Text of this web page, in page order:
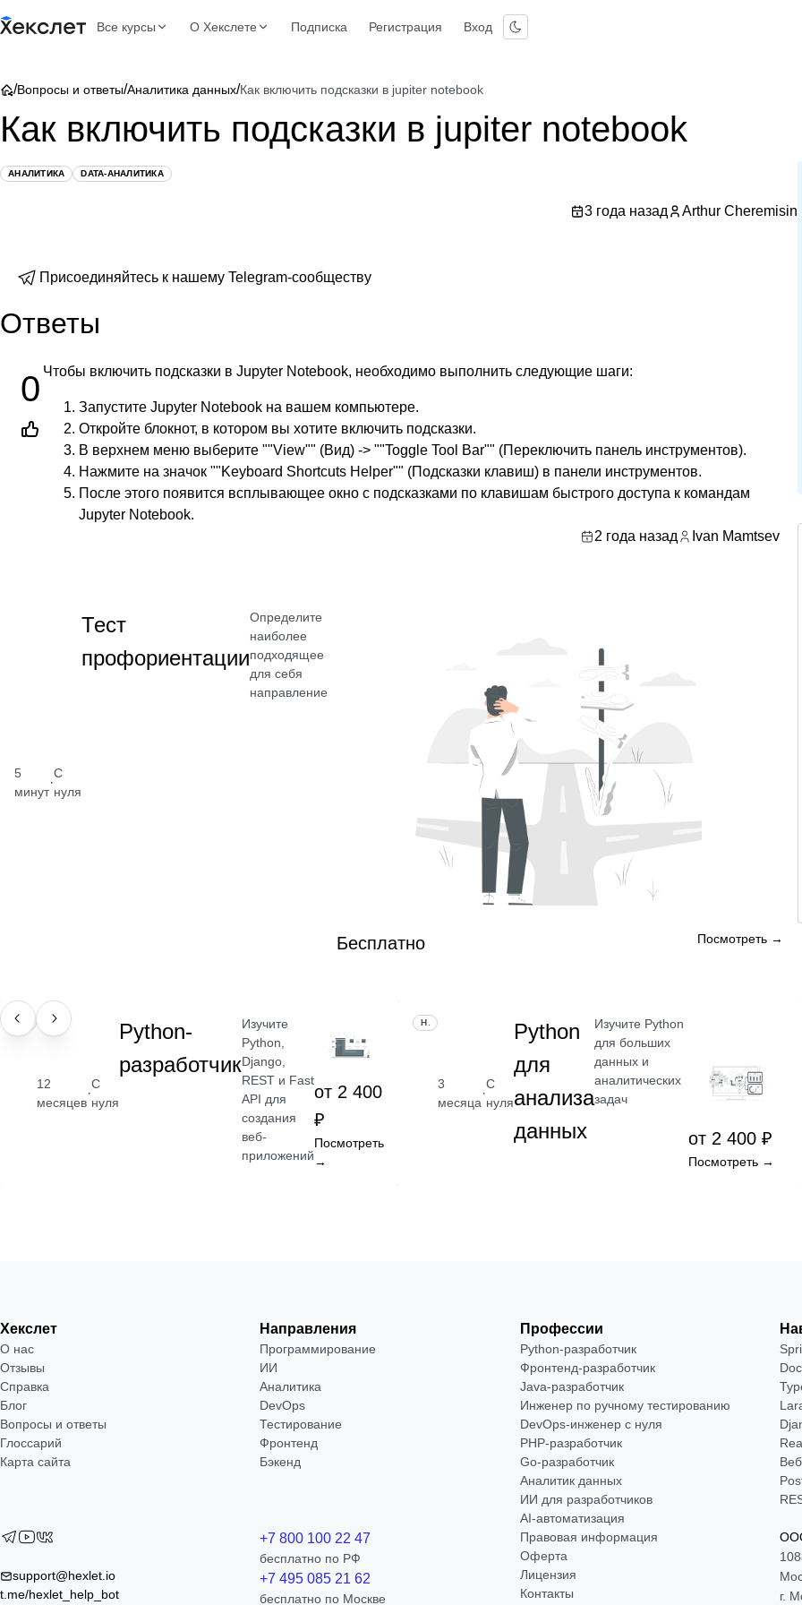
Все курсы О Хекслете Подписка Регистрация Вход
/Вопросы и ответы/Аналитика данных/Как включить подсказки в jupiter notebook
Как включить подсказки в jupiter notebook
АНАЛИТИКА DATA-АНАЛИТИКА
3 года назад Arthur Cheremisin
Присоединяйтесь к нашему Telegram-сообществу
Ответы
0 Чтобы включить подсказки в Jupyter Notebook, необходимо выполнить следующие шаги:
Запустите Jupyter Notebook на вашем компьютере.
Откройте блокнот, в котором вы хотите включить подсказки.
В верхнем меню выберите ""View"" (Вид) -> ""Toggle Tool Bar"" (Переключить панель инструментов).
Нажмите на значок ""Keyboard Shortcuts Helper"" (Подсказки клавиш) в панели инструментов.
После этого появится всплывающее окно с подсказками по клавишам быстрого доступа к командам
Jupyter Notebook.
2 года назад
Ivan Mamtsev
5
минут
·
С
нуля
Тест
профориентации
Определите
наиболее
подходящее
для себя
направление
Бесплатно Посмотреть →
ПРОФЕССИЯ
12
месяцев
·
С
нуля
Python-
разработчик
Изучите
Python,
Django,
REST и Fast
API для
создания
веб-
приложений
от 2 400
₽
Посмотреть
→
НАВЫК
3
месяца
·
С
нуля
Python
для
анализа
данных
Изучите Python
для больших
данных и
аналитических
задач
от 2 400 ₽
Посмотреть →
Хекслет
О нас
Отзывы
Справка
Блог
Вопросы и ответы
Глоссарий
Карта сайта
Направления
Программирование
ИИ
Аналитика
DevOps
Тестирование
Фронтенд
Бэкенд
Профессии
Python-разработчик
Фронтенд-разработчик
Java-разработчик
Инженер по ручному тестированию
DevOps-инженер с нуля
РНР-разработчик
Go-разработчик
Аналитик данных
ИИ для разработчиков
AI-автоматизация
support@hexlet.io
t.me/hexlet_help_bot
+7 800 100 22 47
бесплатно по РФ
+7 495 085 21 62
бесплатно по Москве
Правовая информация
Оферта
Лицензия
Контакты
г.